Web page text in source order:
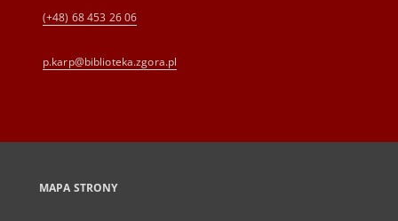
(+48) 68 453 26 06
p.karp@biblioteka.zgora.pl
MAPA STRONY